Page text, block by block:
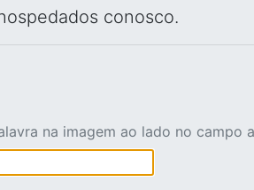
conosco.
na imagem ao lado no campo